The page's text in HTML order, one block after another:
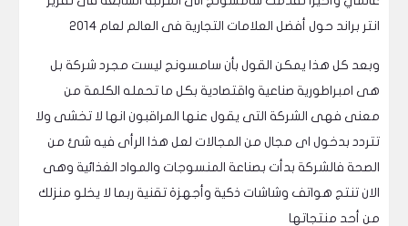
انتر براند حول أفضل العلامات التجارية فى العالم لعام 2014
وبعد كل هذا يمكن القول بأن سامسونج ليست مجرد شركة بل
هى امبراطورية صناعية واقتصادية بكل ما تحمله الكلمة من
معنى فهى الشركة التى يقول عنها المراقبون انها لا تخشى ولا
تتردد بدخول اى مجال من المجالات لعل هذا الرأى فيه شئ من
الصحة فالشركة بدأت بصناعة المنسوجات والمواد الغذائية وهى
الان تنتج هواتف وشاشات ذكية وأجهزة تقنية ربما لا يخلو منزلك
من أحد منتجاتها